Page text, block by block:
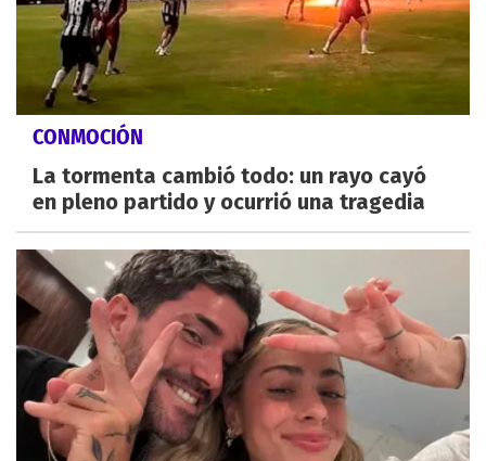
CONMOCIÓN
La tormenta cambió todo: un rayo cayó
en pleno partido y ocurrió una tragedia